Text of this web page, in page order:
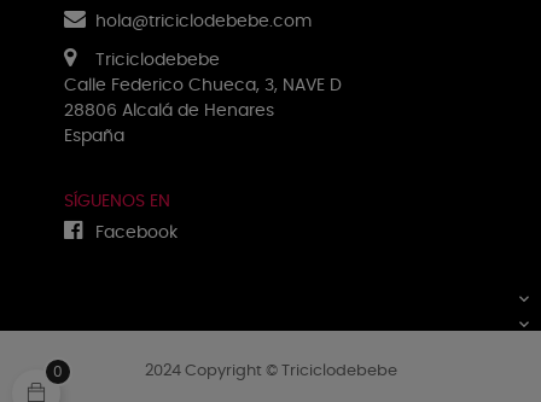
hola@triciclodebebe.com
Triciclodebebe
Calle Federico Chueca, 3, NAVE D
28806 Alcalá de Henares
España
SÍGUENOS EN
Facebook


2024 Copyright © Triciclodebebe
0